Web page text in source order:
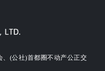
(公社)首都圈不动产公正交